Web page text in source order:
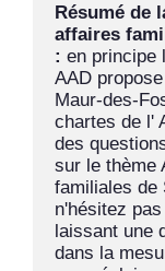
Résumé de
affaires
: en principe
AAD
Maur-des-
chartes de l'
des
sur le thème
familiales de
n'hésitez
laissant une
dans la